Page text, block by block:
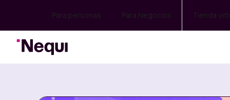
Para personas Para Negocios Tienda